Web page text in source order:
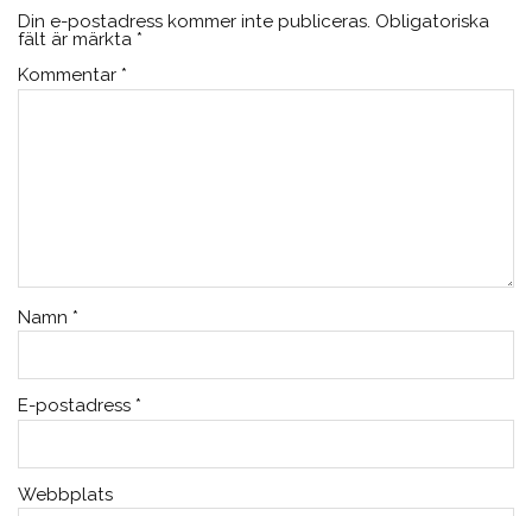
Din e-postadress kommer inte publiceras. Obligatoriska
fält är märkta *
Kommentar *
Namn *
E-postadress *
Webbplats